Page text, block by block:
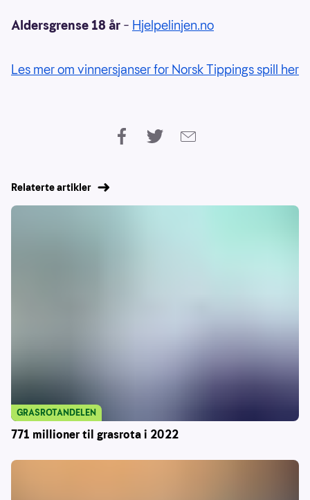
Aldersgrense 18 år – Hjelpelinjen.no
Les mer om vinnersjanser for Norsk Tippings spill her
Relaterte artikler
771 millioner til grasrota i 2022
GRASROTANDELEN